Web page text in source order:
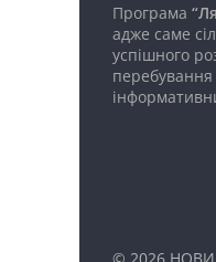
Програма
адже саме
успішного
© 2026